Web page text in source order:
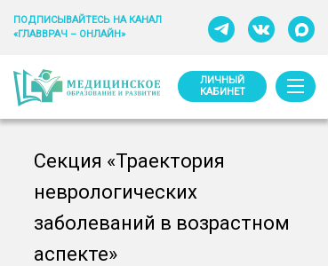
ПОДПИСЫВАЙТЕСЬ НА КАНАЛ
«ГЛАВВРАЧ – ОНЛАЙН»
ЛИЧНЫЙ
КАБИНЕТ
Секция «Траектория
неврологических
заболеваний в возрастном
аспекте»